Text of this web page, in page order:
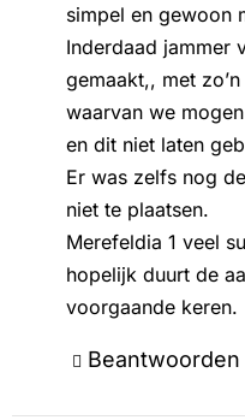
simpel en gewoon
Inderdaad jammer
gemaakt,, met
waarvan we
en dit niet laten
Er was zelfs nog
niet te plaatsen.
Merefeldia 1 veel
hopelijk duurt de
voorgaande keren.
Beantwoorden